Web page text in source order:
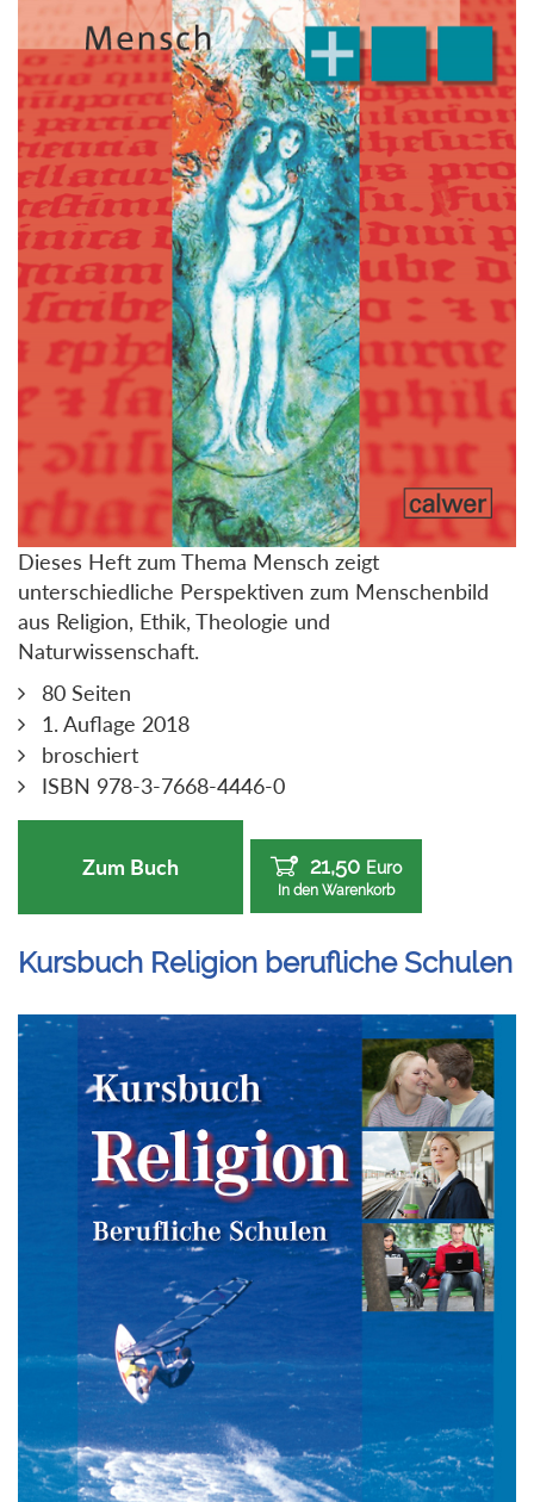
Dieses Heft zum Thema Mensch zeigt
unterschiedliche Perspektiven zum Menschenbild
aus Religion, Ethik, Theologie und
Naturwissenschaft.
80 Seiten
1. Auflage 2018
broschiert
ISBN 978-3-7668-4446-0
Zum Buch 21,50 Euro
In den Warenkorb
Kursbuch Religion berufliche Schulen